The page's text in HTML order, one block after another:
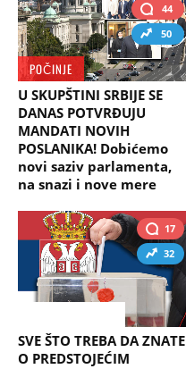
44
50
POČINJE
U SKUPŠTINI SRBIJE SE
DANAS POTVRĐUJU
MANDATI NOVIH
POSLANIKA! Dobićemo
novi saziv parlamenta,
na snazi i nove mere
17
32
SVE ŠTO TREBA DA ZNATE
O PREDSTOJEĆIM